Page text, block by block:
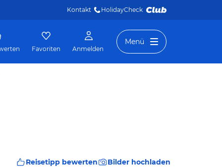
Kontakt HolidayCheck
Favoriten Anmelden
Menü
Reisetipp bewerten Bilder hochladen